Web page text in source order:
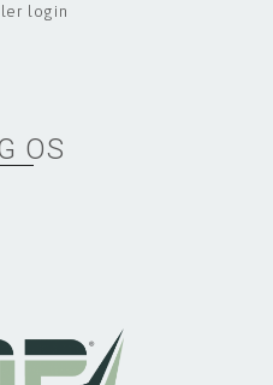
login
OS